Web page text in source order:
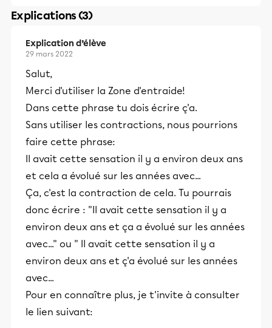
Explications (3)
Explication d’élève
29 mars 2022
Salut,
Merci d'utiliser la Zone d'entraide!
Dans cette phrase tu dois écrire ç'a.
Sans utiliser les contractions, nous pourrions
faire cette phrase:
Il avait cette sensation il y a environ deux ans
et cela a évolué sur les années avec...
Ça, c'est la contraction de cela. Tu pourrais
donc écrire : "Il avait cette sensation il y a
environ deux ans et ça a évolué sur les années
avec..." ou " Il avait cette sensation il y a
environ deux ans et ç'a évolué sur les années
avec...
Pour en connaître plus, je t'invite à consulter
le lien suivant: